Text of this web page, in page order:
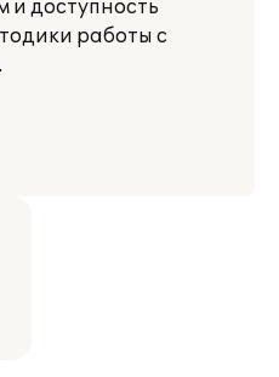
и доступность
работы с